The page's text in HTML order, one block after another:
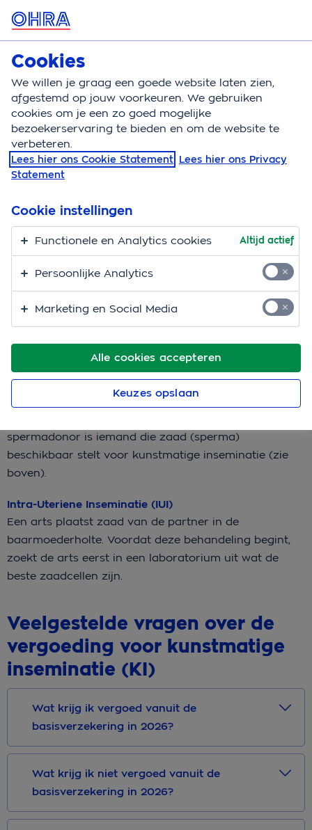
MENU
Zorgverzekering
Zorgverzekering Vergoeding Kunstmatige
Vergoeding
kunstmatige
inseminatie (KI)
Hier vind je alle informatie over de vergoeding voor
kunstmatige inseminatie (KI).
Als het niet lukt om zwanger te worden, dan kun je
ziekenhuis:
Een arts brengt zaad van de partner of een donor in
de baarmoedermond.
Kunstmatige Inseminatie met Donorzaad (KID)
spermadonor is iemand die zaad (sperma)
beschikbaar stelt voor kunstmatige inseminatie (zie
boven).
Intra-Uteriene Inseminatie (IUI)
Een arts plaatst zaad van de partner in de
baarmoederholte. Voordat deze behandeling begint,
zoekt de arts eerst in een laboratorium uit wat de
beste zaadcellen zijn.
Veelgestelde vragen over de
vergoeding voor kunstmatige
inseminatie (KI)
Wat krijg ik vergoed vanuit de
basisverzekering in 2026?
Wat krijg ik niet vergoed vanuit de
basisverzekering in 2026?
Cookies
We willen je graag een goede website laten zien,
afgestemd op jouw voorkeuren. We gebruiken
cookies om je een zo goed mogelijke
bezoekerservaring te bieden en om de website te
verbeteren.
Lees hier ons Cookie Statement Lees hier ons Privacy
Statement
Alle cookies accepteren
Cookie instellingen
Functionele en Analytics cookies Altijd actief
Persoonlijke Analytics
Marketing en Social Media
Keuzes opslaan